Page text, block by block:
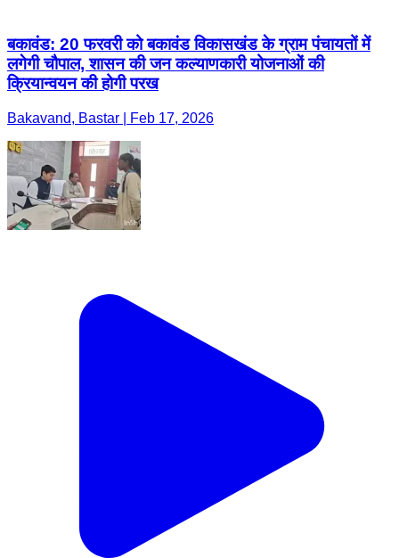
बकावंड: 20 फरवरी को बकावंड विकासखंड के ग्राम पंचायतों में
लगेगी चौपाल, शासन की जन कल्याणकारी योजनाओं की
क्रियान्वयन की होगी परख
Bakavand, Bastar | Feb 17, 2026